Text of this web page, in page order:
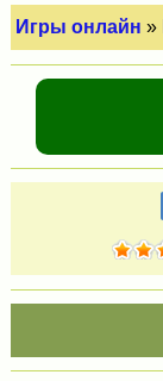
Игры онлайн »